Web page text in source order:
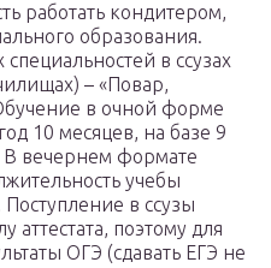
работать кондитером,
образования.
в ссузах
– «Повар,
в очной форме
10 месяцев, на базе 9
В вечернем формате
учебы
Поступление в ссузы
аттестата, поэтому для
ОГЭ (сдавать ЕГЭ не